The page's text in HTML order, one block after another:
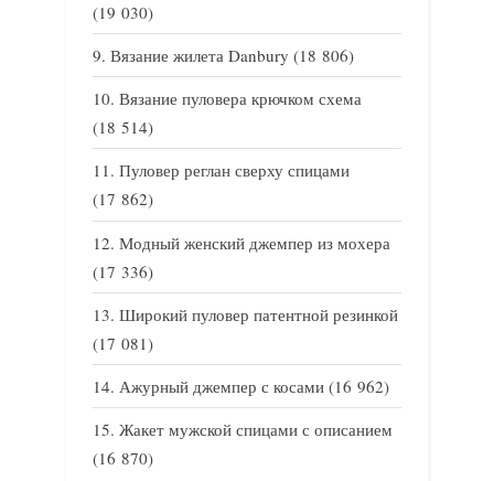
(19 030)
Вязание жилета Danbury (18 806)
Вязание пуловера крючком схема
(18 514)
Пуловер реглан сверху спицами
(17 862)
Модный женский джемпер из мохера
(17 336)
Широкий пуловер патентной резинкой
(17 081)
Ажурный джемпер с косами (16 962)
Жакет мужской спицами с описанием
(16 870)